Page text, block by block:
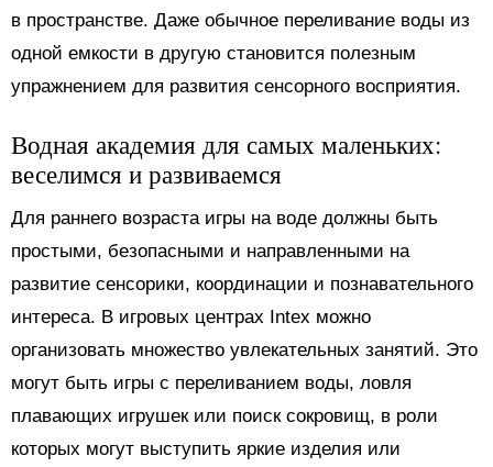
в пространстве. Даже обычное переливание воды из
одной емкости в другую становится полезным
упражнением для развития сенсорного восприятия.
Водная академия для самых маленьких:
веселимся и развиваемся
Для раннего возраста игры на воде должны быть
простыми, безопасными и направленными на
развитие сенсорики, координации и познавательного
интереса. В игровых центрах Intex можно
организовать множество увлекательных занятий. Это
могут быть игры с переливанием воды, ловля
плавающих игрушек или поиск сокровищ, в роли
которых могут выступить яркие изделия или